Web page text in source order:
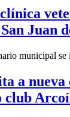
Juan
municipal se
a nueva
club